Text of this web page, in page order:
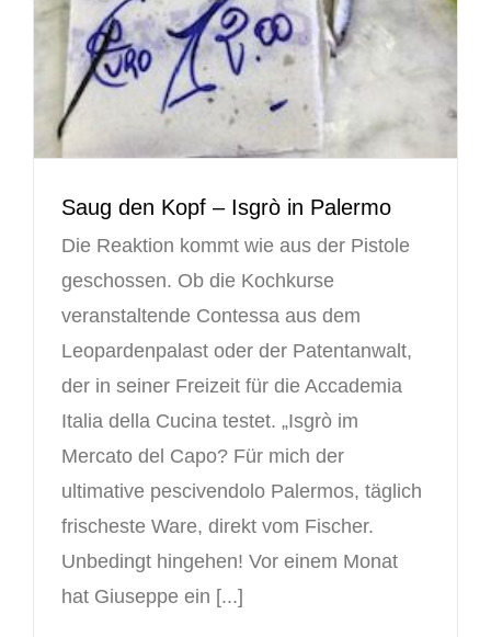
Saug den Kopf – Isgrò in Palermo
Die Reaktion kommt wie aus der Pistole
geschossen. Ob die Kochkurse
veranstaltende Contessa aus dem
Leopardenpalast oder der Patentanwalt,
der in seiner Freizeit für die Accademia
Italia della Cucina testet. „Isgrò im
Mercato del Capo? Für mich der
ultimative pescivendolo Palermos, täglich
frischeste Ware, direkt vom Fischer.
Unbedingt hingehen! Vor einem Monat
hat Giuseppe ein [...]